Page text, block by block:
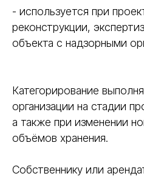
- используется при
реконструкции,
объекта с надзорными
Категорирование
организации на стадии
а также при изменении
объёмов хранения.
Собственнику или